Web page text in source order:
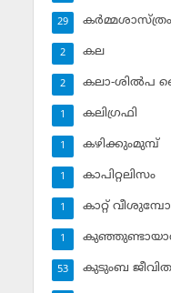
29
കല
2
കലാ-ശില്‍പ
2
കലിഗ്രഫി
1
കഴിക്കുംമുമ്പ്
1
കാപിറ്റലിസം
1
കാറ്റ്
1
1
കുടുംബ
53